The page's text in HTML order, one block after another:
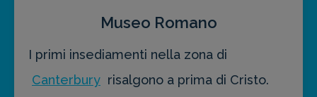
Museo Romano
I primi insediamenti nella zona di
Canterbury risalgono a prima di Cristo.